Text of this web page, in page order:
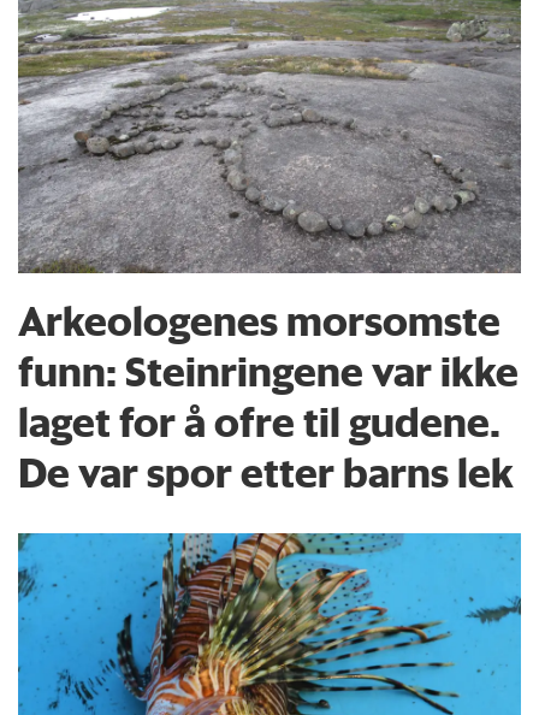
Arkeologenes morsomste
funn: Steinringene var ikke
laget for å ofre til gudene.
De var spor etter barns lek